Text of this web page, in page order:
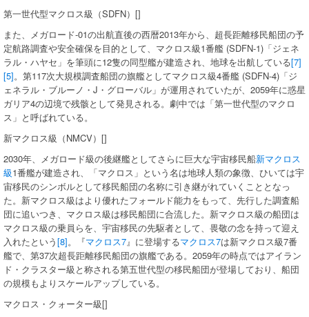
第一世代型マクロス級（SDFN）[]
また、メガロード-01の出航直後の西暦2013年から、超長距離移民船団の予
定航路調査や安全確保を目的として、マクロス級1番艦 (SDFN-1)「ジェネ
ラル・ハヤセ」を筆頭に12隻の同型艦が建造され、地球を出航している[7]
[5]。第117次大規模調査船団の旗艦としてマクロス級4番艦 (SDFN-4)「ジ
ェネラル・ブルーノ・J・グローバル」が運用されていたが、2059年に惑星
ガリア4の辺境で残骸として発見される。劇中では「第一世代型のマクロ
ス」と呼ばれている。
新マクロス級（NMCV）[]
2030年、メガロード級の後継艦としてさらに巨大な宇宙移民船新マクロス
級1番艦が建造され、「マクロス」という名は地球人類の象徴、ひいては宇
宙移民のシンボルとして移民船団の名称に引き継がれていくこととなっ
た。新マクロス級はより優れたフォールド能力をもって、先行した調査船
団に追いつき、マクロス級は移民船団に合流した。新マクロス級の船団は
マクロス級の乗員らを、宇宙移民の先駆者として、畏敬の念を持って迎え
入れたという[8]。『マクロス7』に登場するマクロス7は新マクロス級7番
艦で、第37次超長距離移民船団の旗艦である。2059年の時点ではアイラン
ド・クラスター級と称される第五世代型の移民船団が登場しており、船団
の規模もよりスケールアップしている。
マクロス・クォーター級[]